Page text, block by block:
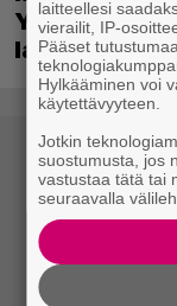
laitteellesi
vierailit, IP-
Pääset
Hylkääminen voi
käytettävyyteen.
Jotkin
suostumusta, jos
vastustaa tätä tai
seuraavalla